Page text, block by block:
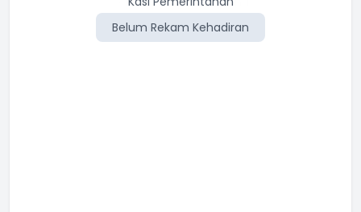
Belum Rekam Kehadiran